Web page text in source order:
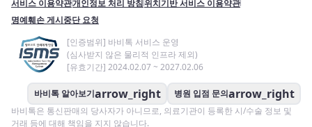
서비스 이용약관개인정보 처리 방침위치기반 서비스 이용약관
명예훼손 게시중단 요청
[인증범위] 바비톡 서비스 운영
(심사받지 않은 물리적 인프라 제외)
[유효기간] 2024.02.07 ~ 2027.02.06
바비톡 알아보기arrow_right 병원 입점 문의arrow_right
바비톡은 통신판매의 당사자가 아니므로, 의료기관이 등록한 시/수술 정보 및
거래 등에 대해 책임을 지지 않습니다.